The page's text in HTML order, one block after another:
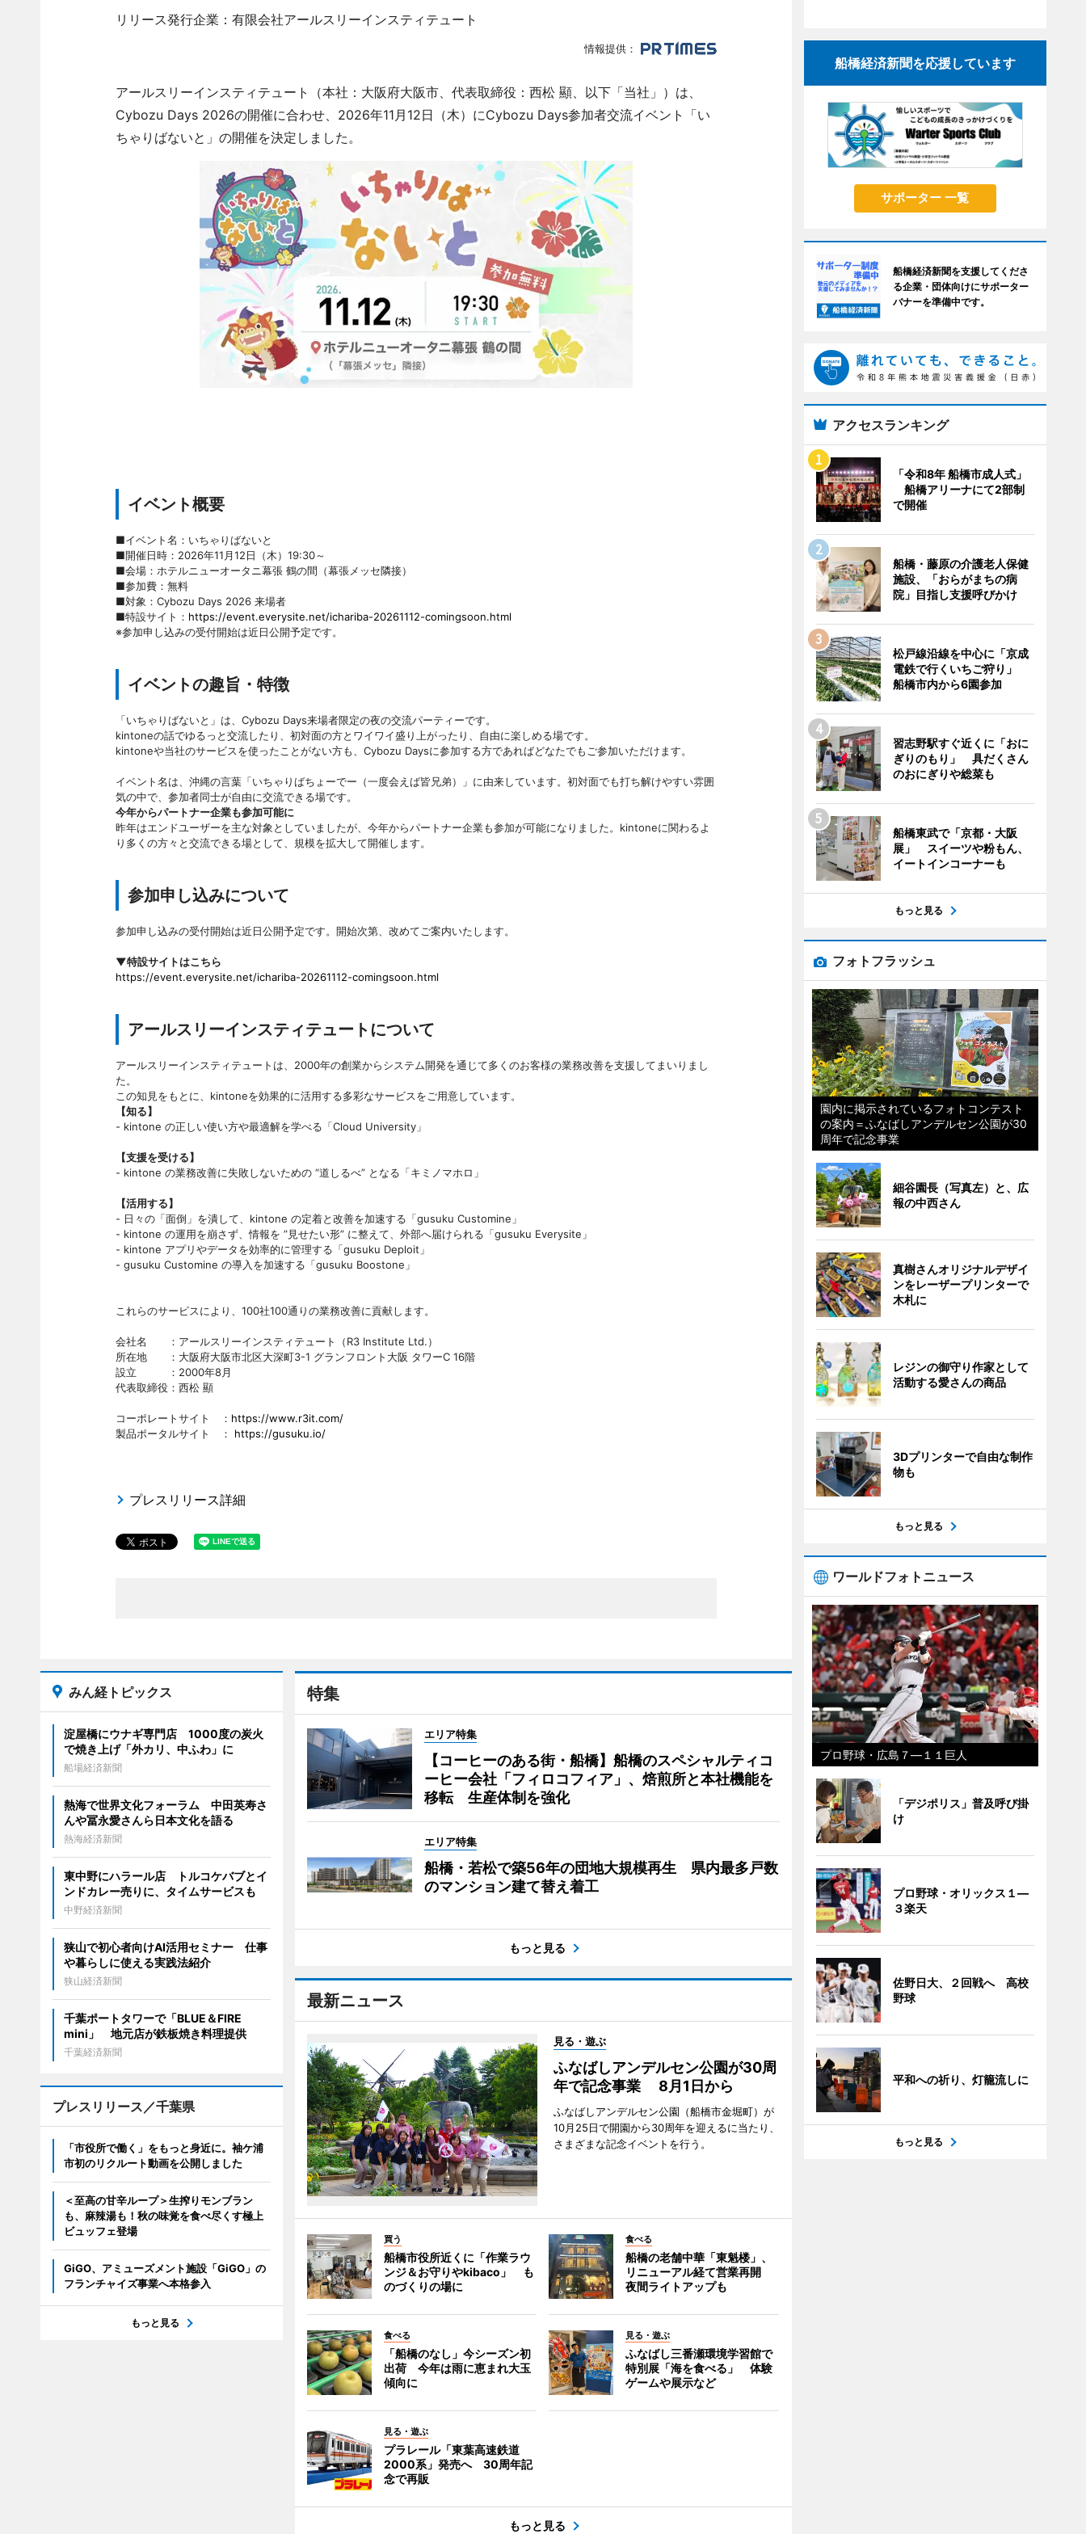
リリース発行企業：有限会社アールスリーインスティテュート
情報提供：
アールスリーインスティテュート（本社：大阪府大阪市、代表取締役：西松 顯、以下「当社」）は、
Cybozu Days 2026の開催に合わせ、2026年11月12日（木）にCybozu Days参加者交流イベント「い
ちゃりばないと」の開催を決定しました。
イベント概要
■イベント名：いちゃりばないと
■開催日時：2026年11月12日（木）19:30～
■会場：ホテルニューオータニ幕張 鶴の間（幕張メッセ隣接）
■参加費：無料
■対象：Cybozu Days 2026 来場者
■特設サイト： https://event.everysite.net/ichariba-20261112-comingsoon.html
※参加申し込みの受付開始は近日公開予定です。
イベントの趣旨・特徴
「いちゃりばないと」は、Cybozu Days来場者限定の夜の交流パーティーです。
kintoneの話でゆるっと交流したり、初対面の方とワイワイ盛り上がったり、自由に楽しめる場です。
kintoneや当社のサービスを使ったことがない方も、Cybozu Daysに参加する方であればどなたでもご参加いただけます。
イベント名は、沖縄の言葉「いちゃりばちょーでー（一度会えば皆兄弟）」に由来しています。初対面でも打ち解けやすい雰囲
気の中で、参加者同士が自由に交流できる場です。
今年からパートナー企業も参加可能に
昨年はエンドユーザーを主な対象としていましたが、今年からパートナー企業も参加が可能になりました。kintoneに関わるよ
り多くの方々と交流できる場として、規模を拡大して開催します。
参加申し込みについて
参加申し込みの受付開始は近日公開予定です。開始次第、改めてご案内いたします。
▼特設サイトはこちら
https://event.everysite.net/ichariba-20261112-comingsoon.html
アールスリーインスティテュートについて
アールスリーインスティテュートは、2000年の創業からシステム開発を通じて多くのお客様の業務改善を支援してまいりまし
た。
この知見をもとに、kintoneを効果的に活用する多彩なサービスをご用意しています。
【知る】
- kintone の正しい使い方や最適解を学べる「Cloud University」
【支援を受ける】
- kintone の業務改善に失敗しないための “道しるべ” となる「キミノマホロ」
【活用する】
- 日々の「面倒」を潰して、kintone の定着と改善を加速する「gusuku Customine」
- kintone の運用を崩さず、情報を ”見せたい形” に整えて、外部へ届けられる「gusuku Everysite」
- kintone アプリやデータを効率的に管理する「gusuku Deploit」
- gusuku Customine の導入を加速する「gusuku Boostone」
これらのサービスにより、100社100通りの業務改善に貢献します。
会社名 ：アールスリーインスティテュート（R3 Institute Ltd.）
所在地 ：大阪府大阪市北区大深町3-1 グランフロント大阪 タワーC 16階
設立 ：2000年8月
代表取締役：西松 顯
コーポレートサイト ： https://www.r3it.com/
製品ポータルサイト ： https://gusuku.io/
プレスリリース詳細
特集
エリア特集
【コーヒーのある街・船橋】船橋のスペシャルティコ
ーヒー会社「フィロコフィア」、焙煎所と本社機能を
移転 生産体制を強化
エリア特集
船橋・若松で築56年の団地大規模再生 県内最多戸数
のマンション建て替え着工
もっと見る
最新ニュース
見る・遊ぶ
ふなばしアンデルセン公園が30周
年で記念事業 8月1日から
ふなばしアンデルセン公園（船橋市金堀町）が
10月25日で開園から30周年を迎えるに当たり、
さまざまな記念イベントを行う。
買う
船橋市役所近くに「作業ラウ
ンジ＆お守りやkibaco」 も
のづくりの場に
食べる
船橋の老舗中華「東魁楼」、
リニューアル経て営業再開
夜間ライトアップも
食べる
「船橋のなし」今シーズン初
出荷 今年は雨に恵まれ大玉
傾向に
見る・遊ぶ
ふなばし三番瀬環境学習館で
特別展「海を食べる」 体験
ゲームや展示など
見る・遊ぶ
プラレール「東葉高速鉄道
2000系」発売へ 30周年記
念で再販
もっと見る
みん経トピックス
淀屋橋にウナギ専門店 1000度の炭火
で焼き上げ「外カリ、中ふわ」に
船場経済新聞
熱海で世界文化フォーラム 中田英寿さ
んや冨永愛さんら日本文化を語る
熱海経済新聞
東中野にハラール店 トルコケバブとイ
ンドカレー売りに、タイムサービスも
中野経済新聞
狭山で初心者向けAI活用セミナー 仕事
や暮らしに使える実践法紹介
狭山経済新聞
千葉ポートタワーで「BLUE＆FIRE
mini」 地元店が鉄板焼き料理提供
千葉経済新聞
プレスリリース／千葉県
「市役所で働く」をもっと身近に。袖ケ浦
市初のリクルート動画を公開しました
＜至高の甘辛ループ＞生搾りモンブラン
も、麻辣湯も！秋の味覚を食べ尽くす極上
ビュッフェ登場
GiGO、アミューズメント施設「GiGO」の
フランチャイズ事業へ本格参入
もっと見る
船橋経済新聞を応援しています
サポーター 一覧
船橋経済新聞を支援してくださ
る企業・団体向けにサポーター
バナーを準備中です。
アクセスランキング
「令和8年 船橋市成人式」
船橋アリーナにて2部制
で開催
船橋・藤原の介護老人保健
施設、「おらがまちの病
院」目指し支援呼びかけ
松戸線沿線を中心に「京成
電鉄で行くいちご狩り」
船橋市内から6園参加
習志野駅すぐ近くに「おに
ぎりのもり」 具だくさん
のおにぎりや総菜も
船橋東武で「京都・大阪
展」 スイーツや粉もん、
イートインコーナーも
もっと見る
フォトフラッシュ
園内に掲示されているフォトコンテスト
の案内＝ふなばしアンデルセン公園が30
周年で記念事業
細谷園長（写真左）と、広
報の中西さん
真樹さんオリジナルデザイ
ンをレーザープリンターで
木札に
レジンの御守り作家として
活動する愛さんの商品
3Dプリンターで自由な制作
物も
もっと見る
ワールドフォトニュース
プロ野球・広島７―１１巨人
「デジポリス」普及呼び掛
け
プロ野球・オリックス１―
３楽天
佐野日大、２回戦へ 高校
野球
平和への祈り、灯籠流しに
もっと見る